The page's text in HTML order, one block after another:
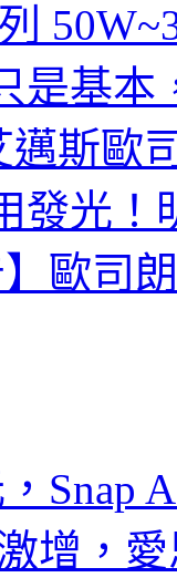
是基本
邁斯歐
發光！
】歐司
Snap
增，